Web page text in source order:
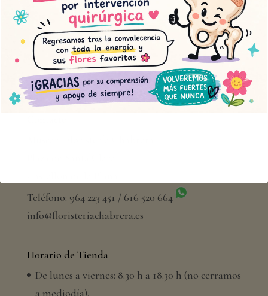
200,00
Teléfono: 964 223 451 / 616 520 664
info@floristeriachabrera.es
Horario de Tienda
De lunes a viernes: 8.30 h a 18.30 h (no cerramos
a mediodía).